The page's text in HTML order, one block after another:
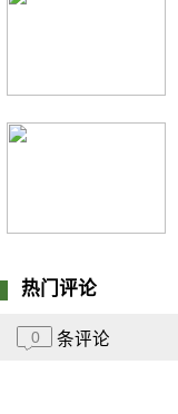
热门评论
0 条评论